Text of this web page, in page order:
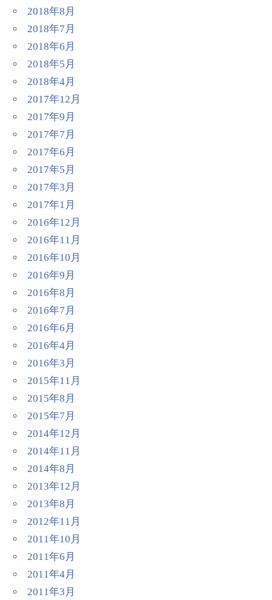
2018年8月
2018年7月
2018年6月
2018年5月
2018年4月
2017年12月
2017年9月
2017年7月
2017年6月
2017年5月
2017年3月
2017年1月
2016年12月
2016年11月
2016年10月
2016年9月
2016年8月
2016年7月
2016年6月
2016年4月
2016年3月
2015年11月
2015年8月
2015年7月
2014年12月
2014年11月
2014年8月
2013年12月
2013年8月
2012年11月
2011年10月
2011年6月
2011年4月
2011年3月